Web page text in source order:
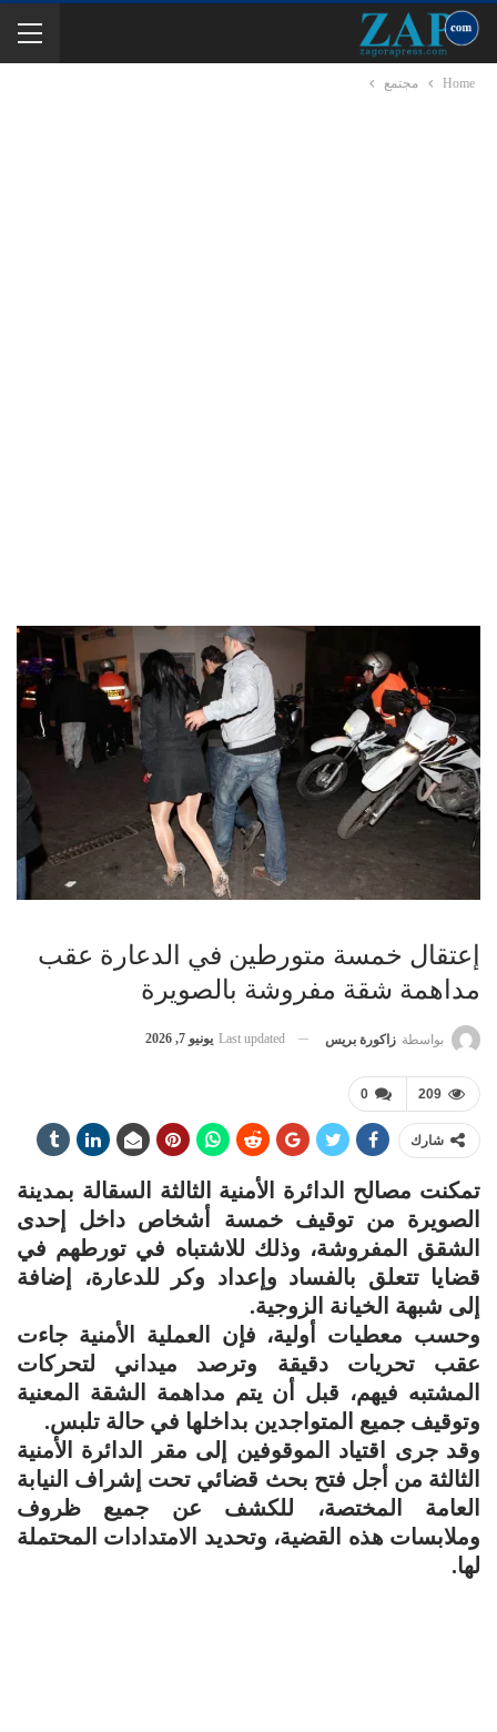
Home مجتمع
إعتقال خمسة متورطين في الدعارة عقب
مداهمة شقة مفروشة بالصويرة
بواسطة زاكورة بريس Last updated يونيو 7, 2026
0 209
شارك
تمكنت مصالح الدائرة الأمنية الثالثة السقالة بمدينة
الصويرة من توقيف خمسة أشخاص داخل إحدى
الشقق المفروشة، وذلك للاشتباه في تورطهم في
قضايا تتعلق بالفساد وإعداد وكر للدعارة، إضافة
إلى شبهة الخيانة الزوجية.
وحسب معطيات أولية، فإن العملية الأمنية جاءت
عقب تحريات دقيقة وترصد ميداني لتحركات
المشتبه فيهم، قبل أن يتم مداهمة الشقة المعنية
وتوقيف جميع المتواجدين بداخلها في حالة تلبس.
وقد جرى اقتياد الموقوفين إلى مقر الدائرة الأمنية
الثالثة من أجل فتح بحث قضائي تحت إشراف النيابة
العامة المختصة، للكشف عن جميع ظروف
وملابسات هذه القضية، وتحديد الامتدادات المحتملة
لها.